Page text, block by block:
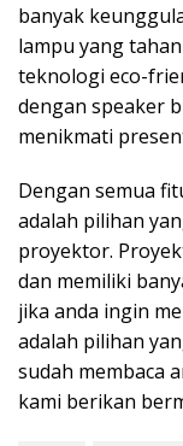
banyak
lampu yang
teknologi eco-
dengan speaker
menikmati
Dengan semua
adalah pilihan
proyektor.
dan memiliki
jika anda ingin
adalah pilihan
sudah membaca
kami berikan